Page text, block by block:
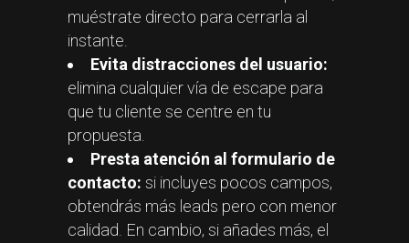
muéstrate directo para cerrarla al
instante.
Evita distracciones del usuario:
elimina cualquier vía de escape para
que tu cliente se centre en tu
propuesta.
Presta atención al formulario de
contacto: si incluyes pocos campos,
obtendrás más leads pero con menor
calidad. En cambio, si añades más, el